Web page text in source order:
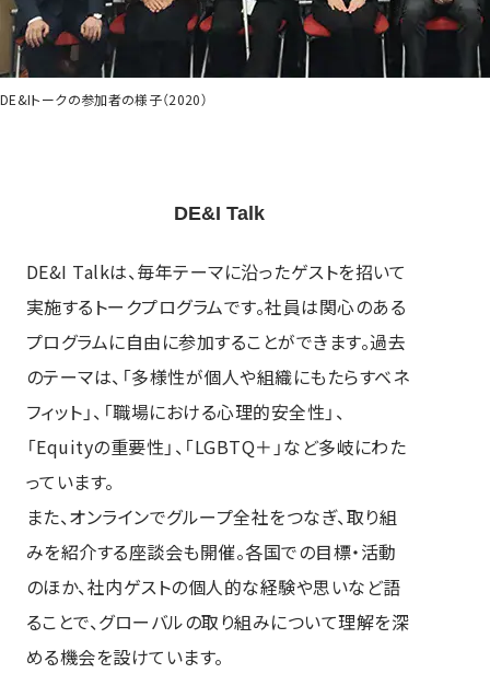
DE&Iトークの参加者の様子（2020）
DE&I Talk
DE&I Talkは、毎年テーマに沿ったゲストを招いて
実施するトークプログラムです。社員は関心のある
プログラムに自由に参加することができます。過去
のテーマは、「多様性が個人や組織にもたらすベネ
フィット」、「職場における心理的安全性」、
「Equityの重要性」、「LGBTQ＋」など多岐にわた
っています。
また、オンラインでグループ全社をつなぎ、取り組
みを紹介する座談会も開催。各国での目標・活動
のほか、社内ゲストの個人的な経験や思いなど語
ることで、グローバルの取り組みについて理解を深
める機会を設けています。